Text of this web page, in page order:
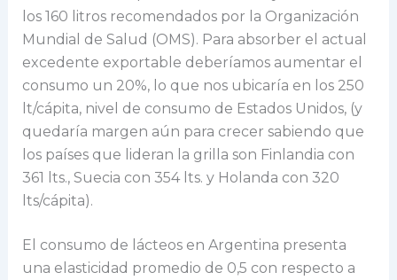
los 160 litros recomendados por la Organización
Mundial de Salud (OMS). Para absorber el actual
excedente exportable deberíamos aumentar el
consumo un 20%, lo que nos ubicaría en los 250
lt/cápita, nivel de consumo de Estados Unidos, (y
quedaría margen aún para crecer sabiendo que
los países que lideran la grilla son Finlandia con
361 lts., Suecia con 354 lts. y Holanda con 320
lts/cápita).
El consumo de lácteos en Argentina presenta
una elasticidad promedio de 0,5 con respecto a